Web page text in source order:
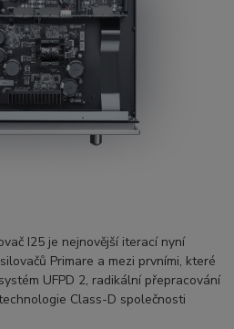
I25 je nejnovější iterací nyní
Primare a mezi prvními, které
UFPD 2, radikální přepracování
Class-D společnosti